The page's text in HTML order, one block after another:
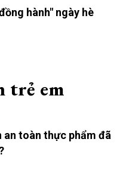
hành" ngày hè
trẻ em
an toàn thực phẩm đã